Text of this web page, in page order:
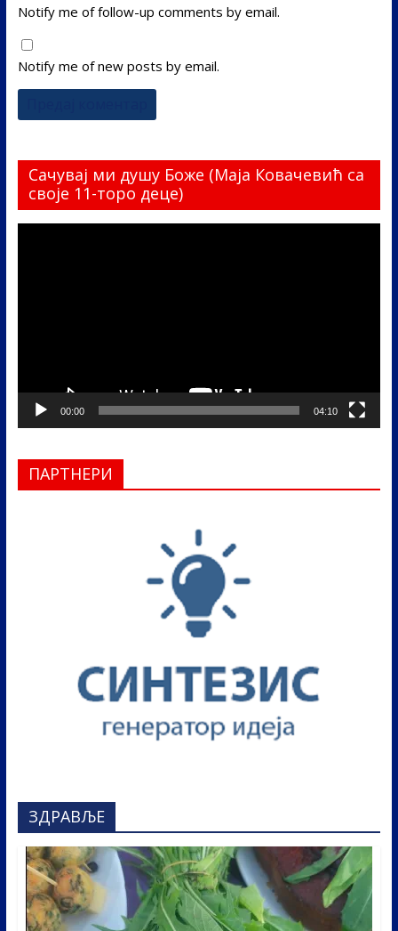
Notify me of follow-up comments by email.
Notify me of new posts by email.
Сачувај ми душу Боже (Маја Ковачевић са
своје 11-торо деце)
00:00 04:10
ПАРТНЕРИ
ЗДРАВЉЕ